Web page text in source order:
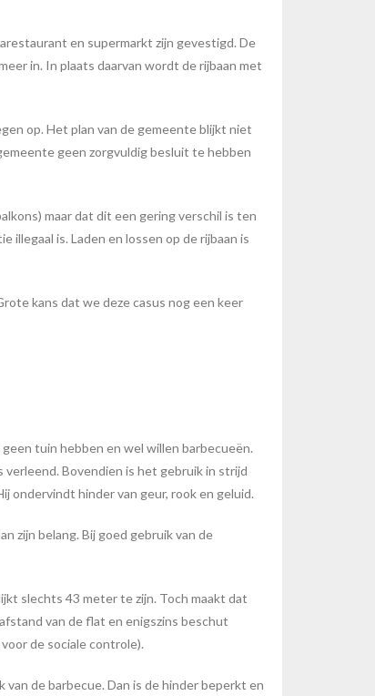
en supermarkt zijn gevestigd. De
in. In plaats daarvan wordt de rijbaan met
op. Het plan van de gemeente blijkt niet
geen zorgvuldig besluit te hebben
maar dat dit een gering verschil is ten
is. Laden en lossen op de rijbaan is
kans dat we deze casus nog een keer
tuin hebben en wel willen barbecueën.
Bovendien is het gebruik in strijd
ondervindt hinder van geur, rook en geluid.
zijn belang. Bij goed gebruik van de
slechts 43 meter te zijn. Toch maakt dat
van de flat en enigszins beschut
de sociale controle).
de barbecue. Dan is de hinder beperkt en